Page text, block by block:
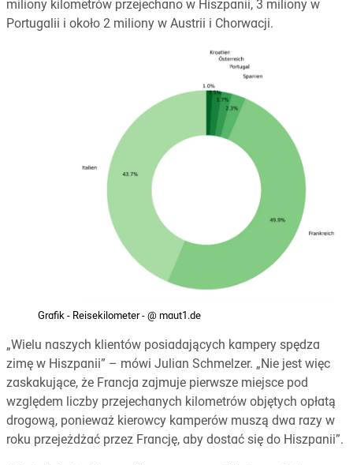
miliony kilometrów przejechano w Hiszpanii, 3 miliony w
Portugalii i około 2 miliony w Austrii i Chorwacji.
Grafik - Reisekilometer - @ maut1.de
„Wielu naszych klientów posiadających kampery spędza
zimę w Hiszpanii” – mówi Julian Schmelzer. „Nie jest więc
zaskakujące, że Francja zajmuje pierwsze miejsce pod
względem liczby przejechanych kilometrów objętych opłatą
drogową, ponieważ kierowcy kamperów muszą dwa razy w
roku przejeżdżać przez Francję, aby dostać się do Hiszpanii”.